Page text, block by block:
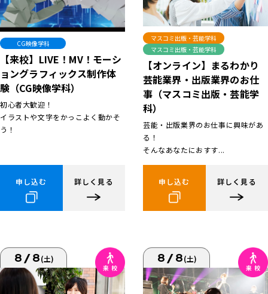
CG映像学科
【来校】LIVE！MV！モーシ
ョングラフィックス制作体
験（CG映像学科）
初心者大歓迎！
イラストや文字をかっこよく動かそ
う！
申し込む 詳しく見る
マスコミ出版・芸能学科
マスコミ出版・芸能学科
【オンライン】まるわかり
芸能業界・出版業界のお仕
事（マスコミ出版・芸能学
科）
芸能・出版業界のお仕事に興味があ
る！
そんなあなたにおすす...
申し込む 詳しく見る
8/8(土) 8/8(土)